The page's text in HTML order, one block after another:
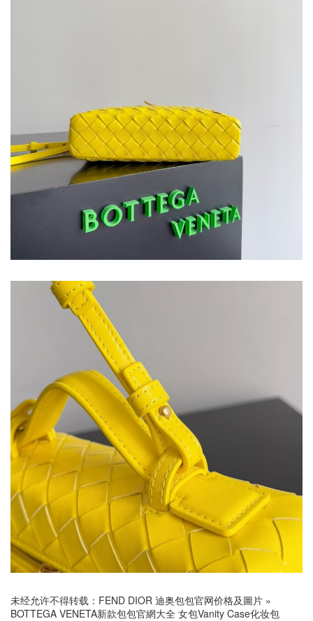
未经允许不得转载： FEND DIOR 迪奥包包官网价格及圖片 »
BOTTEGA VENETA新款包包官網大全 女包Vanity Case化妆包